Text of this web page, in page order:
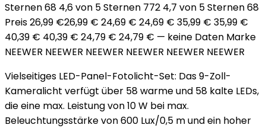
Sternen 68 4,6 von 5 Sternen 772 4,7 von 5 Sternen 68
Preis 26,99 €26,99 € 24,69 € 24,69 € 35,99 € 35,99 €
40,39 € 40,39 € 24,79 € 24,79 € — keine Daten Marke
NEEWER NEEWER NEEWER NEEWER NEEWER NEEWER
Vielseitiges LED-Panel-Fotolicht-Set: Das 9-Zoll-
Kameralicht verfügt über 58 warme und 58 kalte LEDs,
die eine max. Leistung von 10 W bei max.
Beleuchtungsstärke von 600 Lux/0,5 m und ein hoher